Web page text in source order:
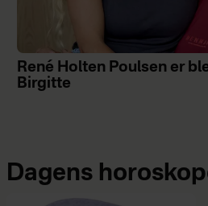
René Holten Poulsen er
Birgitte
Dagens